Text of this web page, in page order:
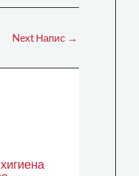
Next Напис →